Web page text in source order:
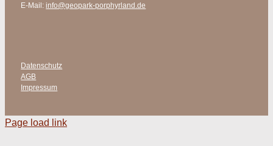
E-Mail:info@geopark-porphyrland.de
Datenschutz
AGB
Impressum
Page load link